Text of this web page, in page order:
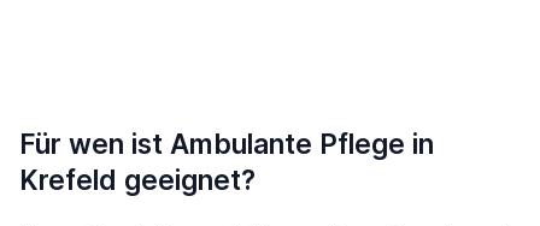
Für wen ist Ambulante Pflege in
Krefeld geeignet?